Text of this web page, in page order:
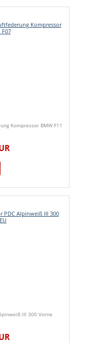
Kompressor BMW F11
III 300 Vorne